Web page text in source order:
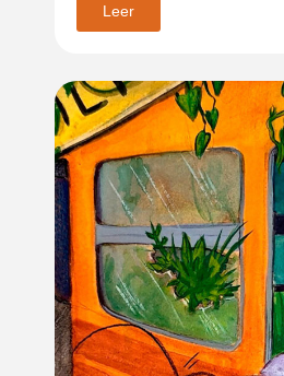
Leer